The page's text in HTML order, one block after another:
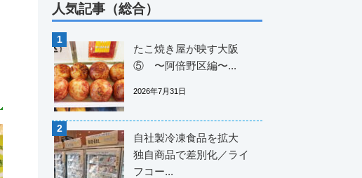
人気記事（総合）
たこ焼き屋が映す大阪
⑤ 〜阿倍野区編〜...
2026年7月31日
自社製冷凍食品を拡大
独自商品で差別化／ライ
フコー...